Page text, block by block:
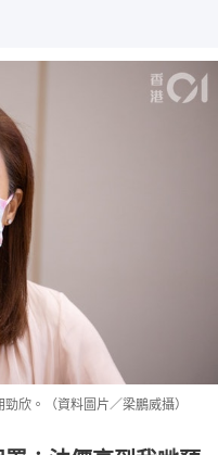
欣。（資料圖片／梁鵬威攝）